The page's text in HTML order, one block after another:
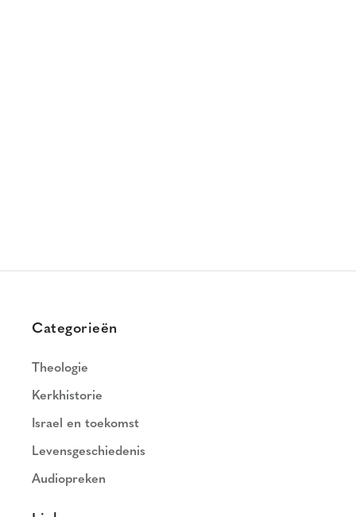
Categorieën
Theologie
Kerkhistorie
Israel en toekomst
Levensgeschiedenis
Audiopreken